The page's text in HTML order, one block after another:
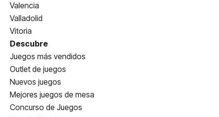
Valencia
Valladolid
Vitoria
Descubre
Juegos más vendidos
Outlet de juegos
Nuevos juegos
Mejores juegos de mesa
Concurso de Juegos